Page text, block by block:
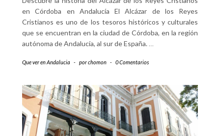
en Córdoba en Andalucía El Alcázar de los Reyes
Cristianos es uno de los tesoros históricos y culturales
que se encuentran en la ciudad de Córdoba, en la región
autónoma de Andalucía, al sur de España. …
Que ver en Andalucia - porchomon - 0 Comentarios